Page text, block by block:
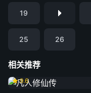
19
25 26
相关推荐
凡人修仙传
9.6
剑来 第二季